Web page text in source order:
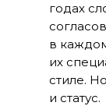
годах
в
их
стиле.
и статус.